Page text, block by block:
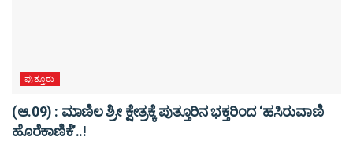
ಪುತ್ತೂರು
(ಆ.09) : ಮಾಣಿಲ ಶ್ರೀ ಕ್ಷೇತ್ರಕ್ಕೆ ಪುತ್ತೂರಿನ ಭಕ್ತರಿಂದ ‘ಹಸಿರುವಾಣಿ
ಹೊರೆಕಾಣಿಕೆ’..!